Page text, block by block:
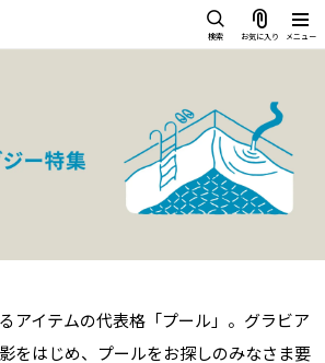
検索 お気に入り メニュー
たい
もこれも
比べたい
どロケシーンも
探すアイテムの代表格「プール」。グラビア
をはじめ、プールをお探しのみなさま要